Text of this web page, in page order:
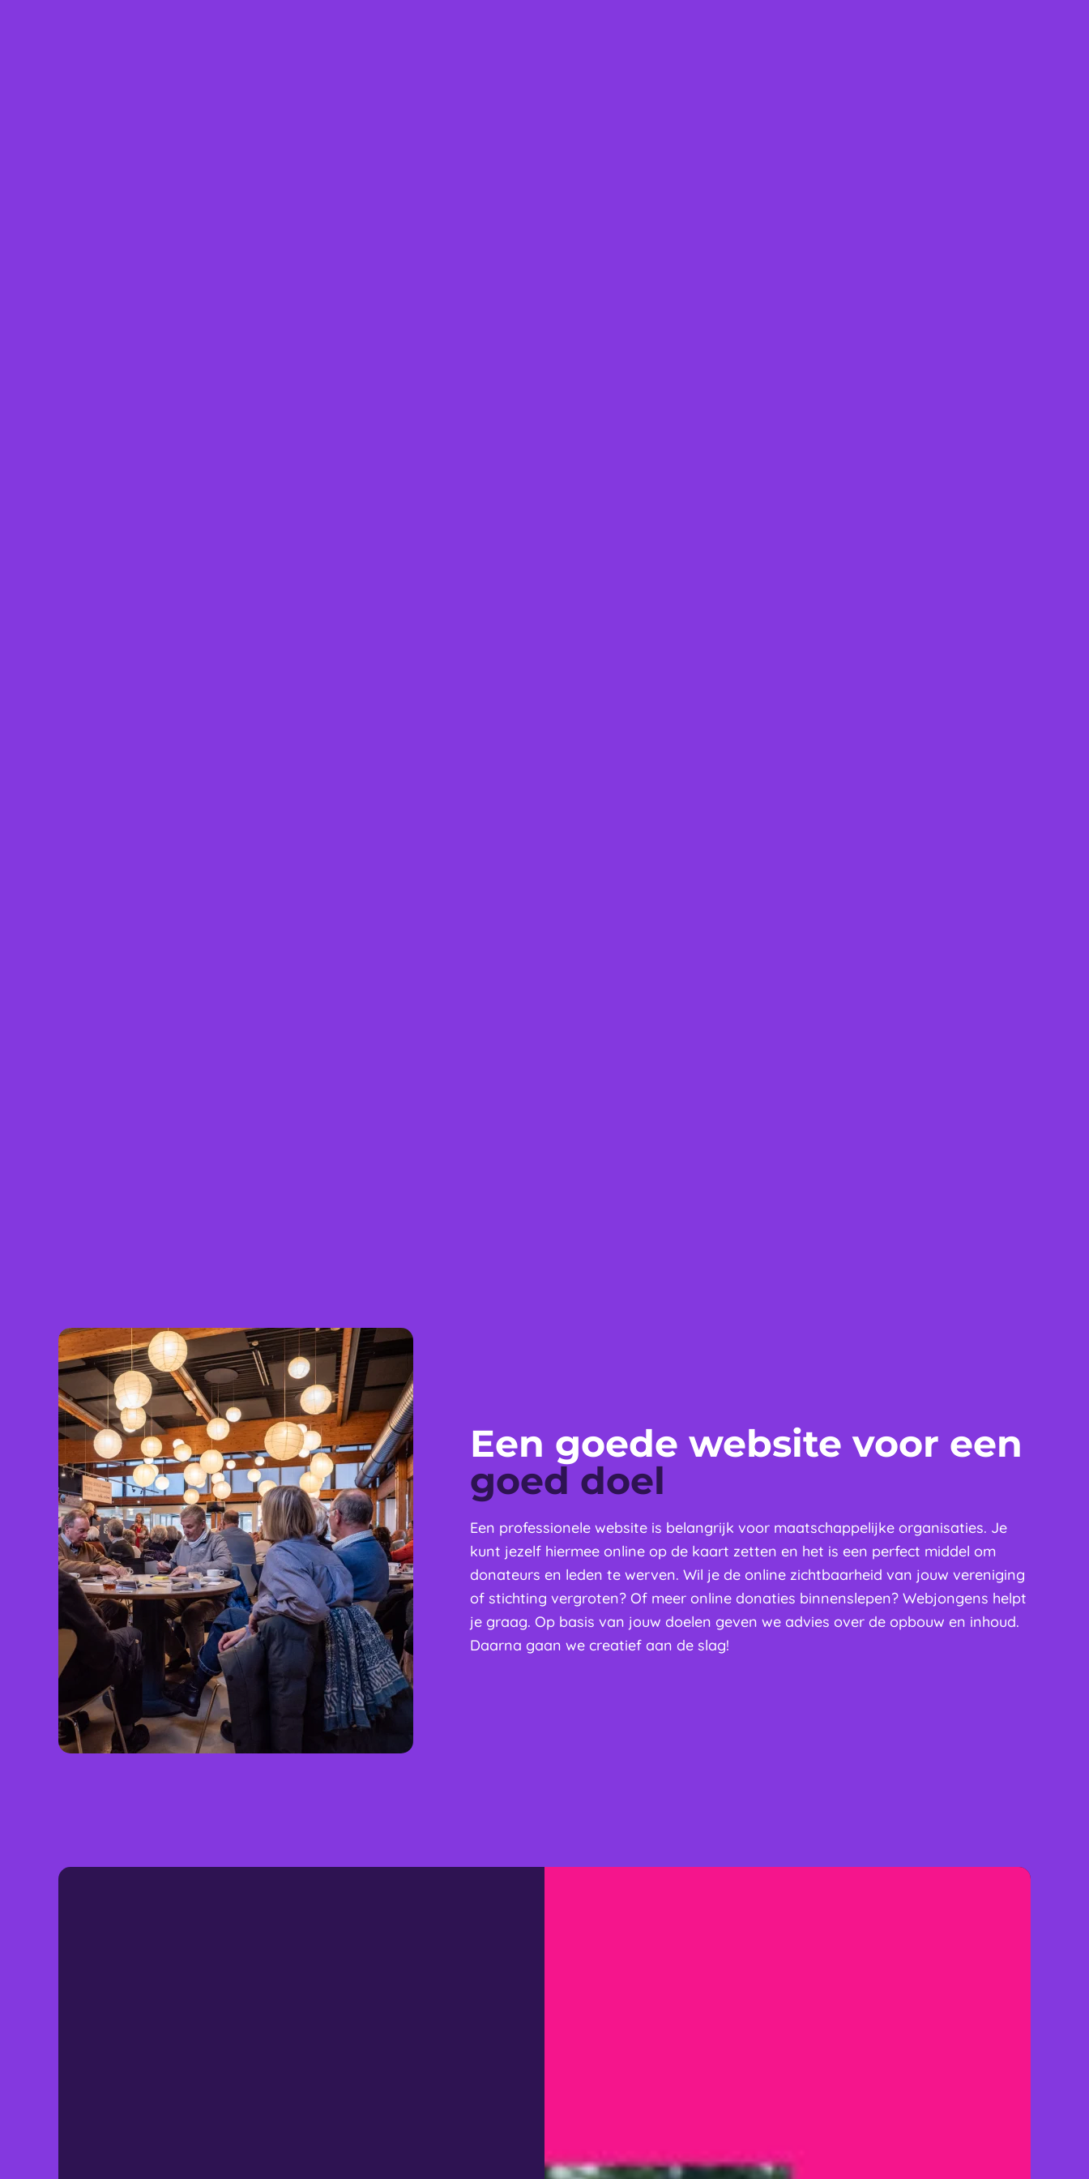
Een goede website voor een
goed doel
Een professionele website is belangrijk voor maatschappelijke organisaties. Je
kunt jezelf hiermee online op de kaart zetten en het is een perfect middel om
donateurs en leden te werven. Wil je de online zichtbaarheid van jouw vereniging
of stichting vergroten? Of meer online donaties binnenslepen? Webjongens helpt
je graag. Op basis van jouw doelen geven we advies over de opbouw en inhoud.
Daarna gaan we creatief aan de slag!